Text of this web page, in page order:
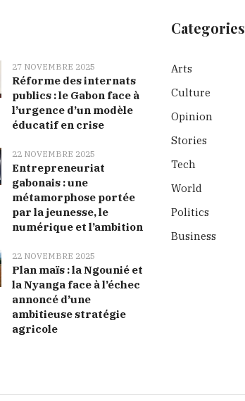
27 NOVEMBRE 2025
Réforme des internats
publics : le Gabon face à
l’urgence d’un modèle
éducatif en crise
22 NOVEMBRE 2025
Entrepreneuriat
gabonais : une
métamorphose portée
par la jeunesse, le
numérique et l’ambition
22 NOVEMBRE 2025
Plan maïs : la Ngounié et
la Nyanga face à l’échec
annoncé d’une
ambitieuse stratégie
agricole
Categories
Arts
Culture
Opinion
Stories
Tech
World
Politics
Business